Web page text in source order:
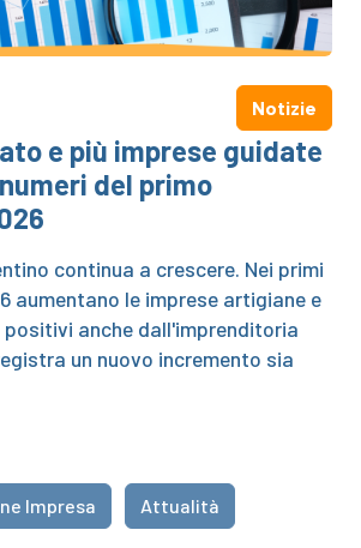
Notizie
e più imprese guidate
del primo
continua a crescere. Nei primi
aumentano le imprese artigiane e
anche dall'imprenditoria
un nuovo incremento sia
Impresa Attualità